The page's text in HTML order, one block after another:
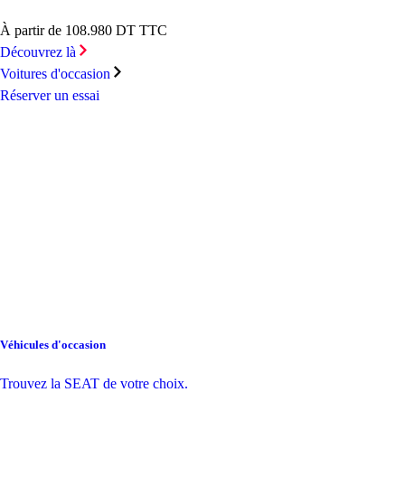
À partir de 108.980 DT TTC
Découvrez là
Voitures d'occasion
Réserver un essai
Véhicules d'occasion
Trouvez la SEAT de votre choix.